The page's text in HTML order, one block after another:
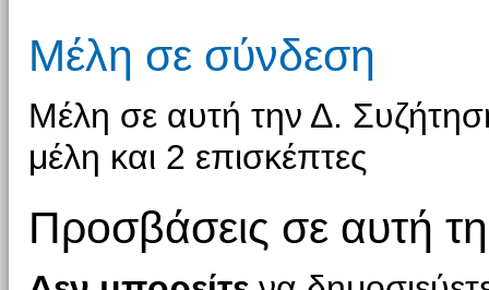
Μέλη σε σύνδεση
Μέλη σε αυτή την Δ.
μέλη και 2 επισκέπτες
Προσβάσεις σε αυτή